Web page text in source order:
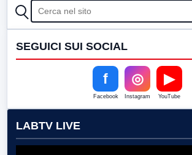
CERCA
SEGUICI SUI SOCIAL
f
Facebook
◎
Instagram
▶
YouTube
LABTV LIVE